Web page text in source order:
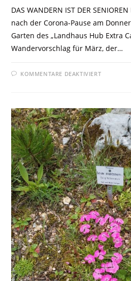
DAS WANDERN IST DER
nach der Corona-Pause am
Garten des „Landhaus Hub Extra
Wandervorschlag für März, der…
KOMMENTARE DEAKTIVIERT